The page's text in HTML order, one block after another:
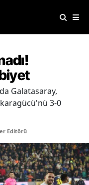
Galatasaray,
3-0
Editörü